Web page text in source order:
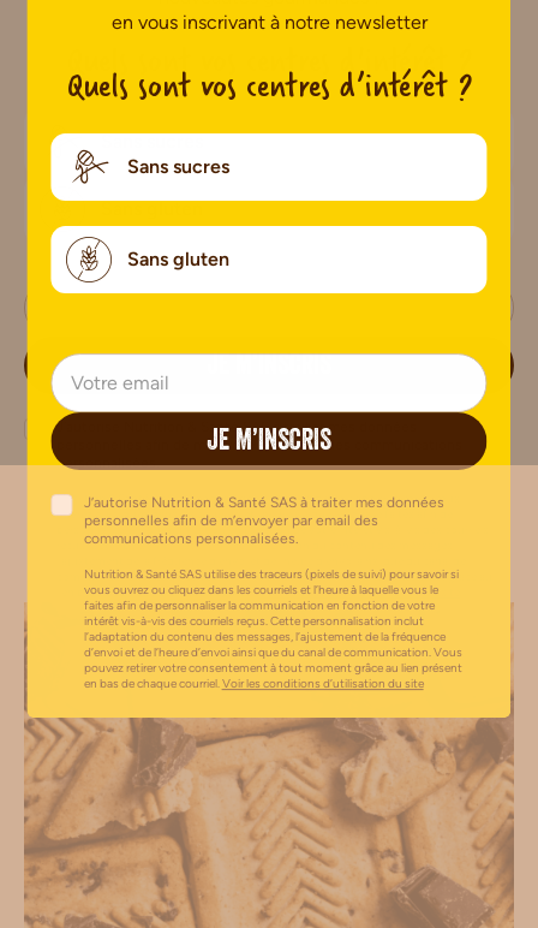
Quels sont vos centres d'intérêt ?
Sans sucres
Sans gluten
J’autorise Nutrition & Santé SAS à traiter mes données
personnelles afin de m’envoyer par email des communications
personnalisées.
Nutrition & Santé SAS utilise des traceurs (pixels de suivi) pour savoir si vous
ouvrez ou cliquez dans les courriels et l’heure à laquelle vous le faites afin de
personnaliser la communication en fonction de votre intérêt vis-à-vis des courriels
reçus. Cette personnalisation inclut l’adaptation du contenu des messages,
communication. Vous pouvez retirer votre consentement à tout moment grâce au
lien présent en bas de chaque courriel.Voir les conditions d'utilisation du site
en vous inscrivant à notre newsletter
Quels sont vos centres d’intérêt ?
Sans sucres
Sans gluten
JE M’INSCRIS
J’autorise Nutrition & Santé SAS à traiter mes données
personnelles afin de m’envoyer par email des
communications personnalisées.
Nutrition & Santé SAS utilise des traceurs (pixels de suivi) pour savoir si
vous ouvrez ou cliquez dans les courriels et l’heure à laquelle vous le
faites afin de personnaliser la communication en fonction de votre
intérêt vis-à-vis des courriels reçus. Cette personnalisation inclut
l’adaptation du contenu des messages, l’ajustement de la fréquence
d’envoi et de l’heure d’envoi ainsi que du canal de communication. Vous
pouvez retirer votre consentement à tout moment grâce au lien présent
en bas de chaque courriel.Voir les conditions d’utilisation du site